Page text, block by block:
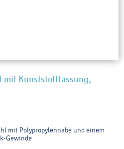
mit Kunststofffassung,
mit Polypropylennabe und einem
Gewinde